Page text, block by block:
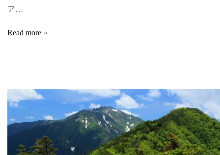
ア…
Read more